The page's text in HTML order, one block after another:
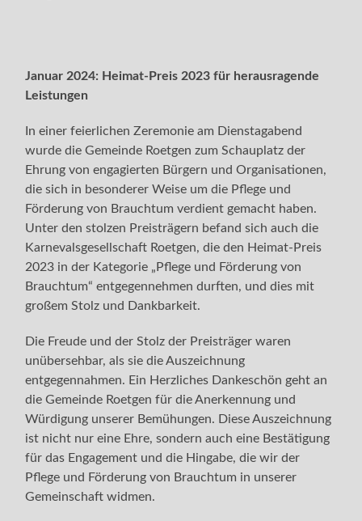
Januar 2024: Heimat-Preis 2023 für herausragende
Leistungen
In einer feierlichen Zeremonie am Dienstagabend
wurde die Gemeinde Roetgen zum Schauplatz der
Ehrung von engagierten Bürgern und Organisationen,
die sich in besonderer Weise um die Pflege und
Förderung von Brauchtum verdient gemacht haben.
Unter den stolzen Preisträgern befand sich auch die
Karnevalsgesellschaft Roetgen, die den Heimat-Preis
2023 in der Kategorie „Pflege und Förderung von
Brauchtum“ entgegennehmen durften, und dies mit
großem Stolz und Dankbarkeit.
Die Freude und der Stolz der Preisträger waren
unübersehbar, als sie die Auszeichnung
entgegennahmen. Ein Herzliches Dankeschön geht an
die Gemeinde Roetgen für die Anerkennung und
Würdigung unserer Bemühungen. Diese Auszeichnung
ist nicht nur eine Ehre, sondern auch eine Bestätigung
für das Engagement und die Hingabe, die wir der
Pflege und Förderung von Brauchtum in unserer
Gemeinschaft widmen.